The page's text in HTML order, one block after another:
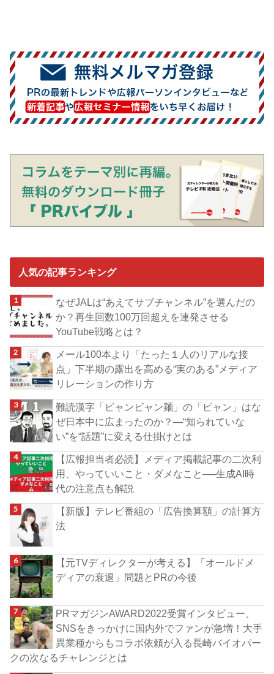
人気の記事ランキング
なぜJALは“あえてサブチャンネル”を選んだの
か？再生回数100万回超えを連発させる
YouTube戦略とは？
メール100本より「たった１人のリアルな接
点」下半期の露出を高める“実のある”メディア
リレーションの作り方
難読漢字「ビャンビャン麺」の「ビャン」はな
ぜ日本中に広まったのか？―“知られていな
い”を“話題”に変える仕掛けとは
【広報担当者必読】メディア掲載記事の二次利
用、やっていいこと・ダメなこと──生成AI時
代の注意点も解説
【新版】テレビ番組の「広告換算額」の計算方
法
【元TVディレクターが考える】「オールドメ
ディアの衰退」問題とPRの今後
PRマガジンAWARD2022受賞インタビュー、
SNSをきっかけに国内外でファンが急増！大手
異業種からもコラボ依頼が入る長崎バイオパー
クの次なるチャレンジとは